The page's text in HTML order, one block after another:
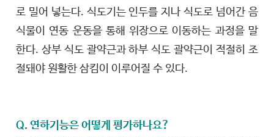
로 밀어 넣는다. 식도기는 인두를 지나 식도로 넘어간 음
식물이 연동 운동을 통해 위장으로 이동하는 과정을 말
한다. 상부 식도 괄약근과 하부 식도 괄약근이 적절히 조
절돼야 원활한 삼킴이 이루어질 수 있다.
Q. 연하기능은 어떻게 평가하나요?